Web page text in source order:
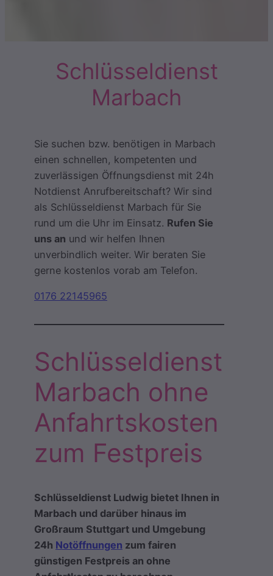
Schlüsseldienst
Marbach
Sie suchen bzw. benötigen in Marbach
einen schnellen, kompetenten und
zuverlässigen Öffnungsdienst mit 24h
Notdienst Anrufbereitschaft? Wir sind
als Schlüsseldienst Marbach für Sie
rund um die Uhr im Einsatz. Rufen Sie
uns an und wir helfen Ihnen
unverbindlich weiter. Wir beraten Sie
gerne kostenlos vorab am Telefon.
0176 22145965
Schlüsseldienst
Marbach ohne
Anfahrtskosten
zum Festpreis
Schlüsseldienst Ludwig bietet Ihnen in
Marbach und darüber hinaus im
Großraum Stuttgart und Umgebung
24h Notöffnungen zum fairen
günstigen Festpreis an ohne